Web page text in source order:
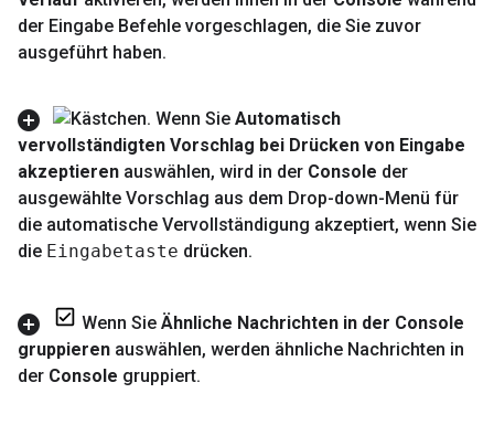
der Eingabe Befehle vorgeschlagen, die Sie zuvor
ausgeführt haben.
Wenn Sie Automatisch
vervollständigten Vorschlag bei Drücken von Eingabe
akzeptieren auswählen, wird in der Console der
ausgewählte Vorschlag aus dem Drop-down-Menü für
die automatische Vervollständigung akzeptiert, wenn Sie
die Eingabetaste drücken.
Wenn Sie Ähnliche Nachrichten in der Console
gruppieren auswählen, werden ähnliche Nachrichten in
der Console gruppiert.